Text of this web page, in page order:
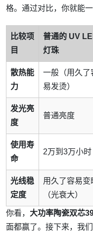
格。通过对比，你就能一
比较项
目
普通的 UV
灯珠
散热能
力
一般（用久了
易发烫）
发光亮
度
普通亮度
使用寿
命
2万到3万小时
光线稳
定度
用久了容易变
（光衰大）
你看， 大功率陶瓷双芯
面都赢了。接下来，我